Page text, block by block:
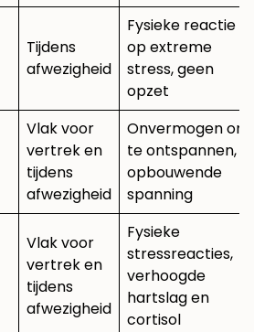
Tijdens
afwezigheid
Fysieke reactie
op extreme
stress, geen
opzet
Vlak voor
vertrek en
tijdens
afwezigheid
Onvermogen om
te ontspannen,
opbouwende
spanning
Vlak voor
vertrek en
tijdens
afwezigheid
Fysieke
stressreacties,
verhoogde
hartslag en
cortisol